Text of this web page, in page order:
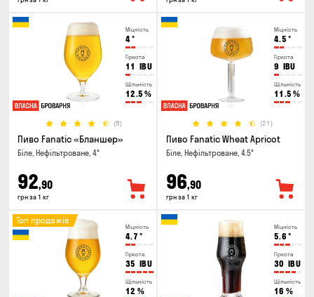
Міцність
4°
Гіркота
11 IBU
Щільність
12.5 %
(8)
Пиво Fanatic «Бланшер»
Біле, Нефільтроване, 4°
92,90
грн за 1 кг
Міцність
4.5 °
Гіркота
9 IBU
Щільність
11.5 %
(21)
Пиво Fanatic Wheat Apricot
Біле, Нефільтроване, 4.5°
96,90
грн за 1 кг
Міцність
4.7 °
Гіркота
35 IBU
Щільність
12 %
Топ продажів
Міцність
5.6 °
Гіркота
30 IBU
Щільність
16 %